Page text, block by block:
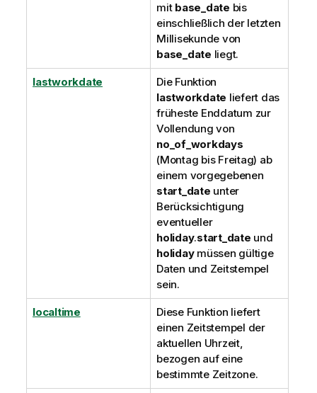
mit base_date bis
einschließlich der letzten
Millisekunde von
base_date liegt.
lastworkdate
Die Funktion
lastworkdate liefert das
früheste Enddatum zur
Vollendung von
no_of_workdays
(Montag bis Freitag) ab
einem vorgegebenen
start_date unter
Berücksichtigung
eventueller
holiday.start_date und
holidaymüssen gültige
Daten und Zeitstempel
sein.
localtime
Diese Funktion liefert
einen Zeitstempel der
aktuellen Uhrzeit,
bezogen auf eine
bestimmte Zeitzone.